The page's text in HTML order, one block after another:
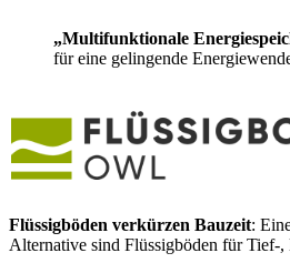
„Multifunktionale
für eine gelingende
Flüssigböden verkürzen Bauzeit:
Alternative sind Flüssigböden für Tief-